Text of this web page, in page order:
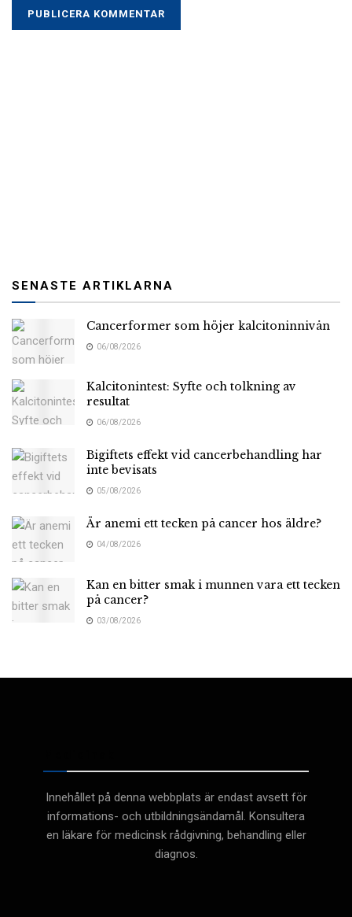
SENASTE ARTIKLARNA
Cancerformer som höjer kalcitoninnivån
06/08/2026
Kalcitonintest: Syfte och tolkning av
resultat
06/08/2026
Bigiftets effekt vid cancerbehandling har
inte bevisats
05/08/2026
Är anemi ett tecken på cancer hos äldre?
04/08/2026
Kan en bitter smak i munnen vara ett tecken
på cancer?
03/08/2026
Innehållet på denna webbplats är endast avsett för
informations- och utbildningsändamål. Konsultera
en läkare för medicinsk rådgivning, behandling eller
diagnos.